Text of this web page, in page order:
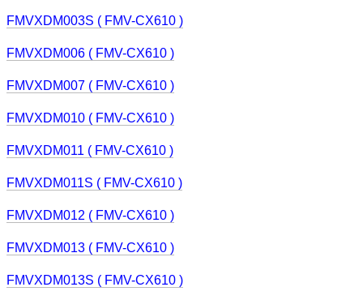
FMVXDM003S ( FMV-CX610 )
FMVXDM006 ( FMV-CX610 )
FMVXDM007 ( FMV-CX610 )
FMVXDM010 ( FMV-CX610 )
FMVXDM011 ( FMV-CX610 )
FMVXDM011S ( FMV-CX610 )
FMVXDM012 ( FMV-CX610 )
FMVXDM013 ( FMV-CX610 )
FMVXDM013S ( FMV-CX610 )